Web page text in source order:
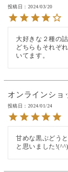
投稿日 2024/03/20
大好きな２種の
どちらもそれぞ
いてます。
オンラインショ
投稿日 2024/01/24
甘めな黒ぶどう
と思いました